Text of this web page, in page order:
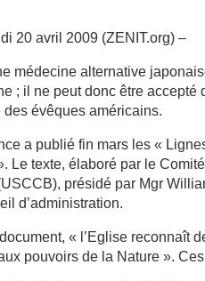
20 avril 2009 (ZENIT.org) –
médecine alternative
; il ne peut donc être
des évêques américains.
a publié fin mars les «
Le texte, élaboré par le
présidé par Mgr
d’administration.
document, « l’Eglise reconnaît
pouvoirs de la Nature ».